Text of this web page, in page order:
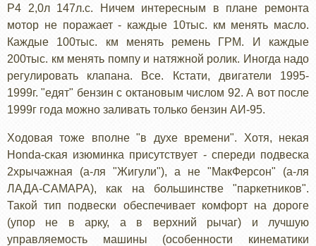
Р4 2,0л 147л.с. Ничем интересным в плане ремонта
мотор не поражает - каждые 10тыс. км менять масло.
Каждые 100тыс. км менять ремень ГРМ. И каждые
200тыс. км менять помпу и натяжной ролик. Иногда надо
регулировать клапана. Все. Кстати, двигатели 1995-
1999г. "едят" бензин с октановым числом 92. А вот после
1999г года можно заливать только бензин АИ-95.
Ходовая тоже вполне "в духе времени". Хотя, некая
Honda-ская изюминка присутствует - спереди подвеска
2хрычажная (а-ля "Жигули"), а не "МакФерсон" (а-ля
ЛАДА-САМАРА), как на большинстве "паркетников".
Такой тип подвески обеспечивает комфорт на дороге
(упор не в арку, а в верхний рычаг) и лучшую
управляемость машины (особенности кинематики